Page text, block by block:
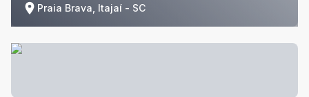
Praia Brava, Itajaí - SC